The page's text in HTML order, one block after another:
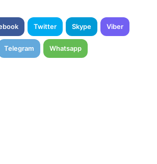
Twitter Skype Viber
Telegram Whatsapp